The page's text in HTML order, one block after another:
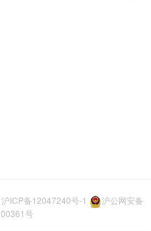
沪ICP备12047240号-1
沪公网安备
号